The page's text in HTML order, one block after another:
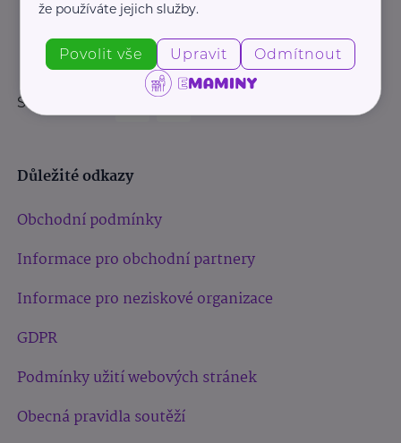
Sledujte nás:
Důležité odkazy
Obchodní podmínky
Informace pro obchodní partnery
Informace pro neziskové organizace
GDPR
Podmínky užití webových stránek
Obecná pravidla soutěží
že používáte jejich služby.
Povolit vše Upravit Odmítnout